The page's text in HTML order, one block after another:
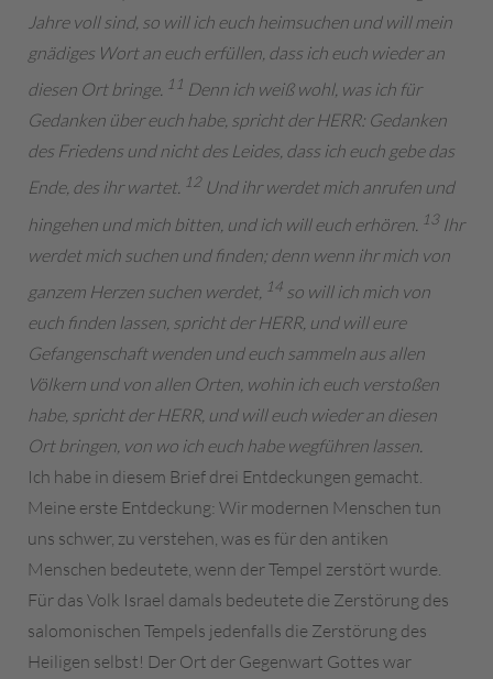
Jahre voll sind, so will ich euch heimsuchen und will mein
gnädiges Wort an euch erfüllen, dass ich euch wieder an
diesen Ort bringe. 11 Denn ich weiß wohl, was ich für
Gedanken über euch habe, spricht der HERR: Gedanken
des Friedens und nicht des Leides, dass ich euch gebe das
Ende, des ihr wartet. 12 Und ihr werdet mich anrufen und
hingehen und mich bitten, und ich will euch erhören.
13Ihr
werdet mich suchen und finden; denn wenn ihr mich von
ganzem Herzen suchen werdet, 14 so will ich mich von
euch finden lassen, spricht der HERR, und will eure
Gefangenschaft wenden und euch sammeln aus allen
Völkern und von allen Orten, wohin ich euch verstoßen
habe, spricht der HERR, und will euch wieder an diesen
Ort bringen, von wo ich euch habe wegführen lassen.
Ich habe in diesem Brief drei Entdeckungen gemacht.
Meine erste Entdeckung: Wir modernen Menschen tun
uns schwer, zu verstehen, was es für den antiken
Menschen bedeutete, wenn der Tempel zerstört wurde.
Für das Volk Israel damals bedeutete die Zerstörung des
salomonischen Tempels jedenfalls die Zerstörung des
Heiligen selbst! Der Ort der Gegenwart Gottes war